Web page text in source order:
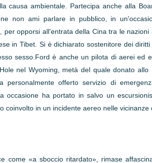
causa ambientale. Partecipa anche alla
non ami parlare in pubblico, in
per opporsi all'entrata della Cina tra le
in Tibet. Si è dichiarato sostenitore dei
sesso.Ford è anche un pilota di aerei ed
nel Wyoming, metà del quale donato allo
personalmente offerto servizio di
occasione ha portato in salvo un
coinvolto in un incidente aereo nelle vicinanze
come «a sboccio ritardato», rimase